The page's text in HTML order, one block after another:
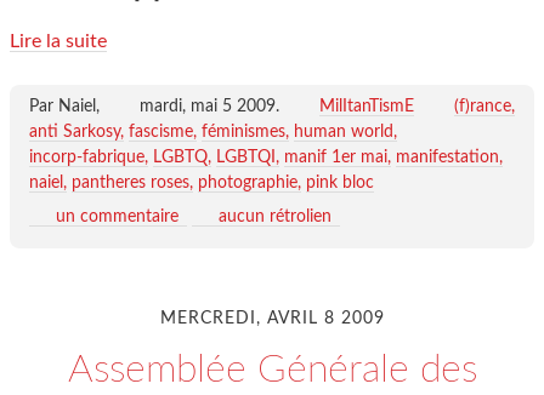
Lire la suite
Par Naiel, mardi, mai 5 2009. MilItanTismE
(f)rance
anti Sarkosy fascisme féminismes
human world
incorp-fabrique
LGBTQ LGBTQI manif 1er mai manifestation
naiel
pantheres roses photographie pink bloc
un commentaire
aucun rétrolien
MERCREDI, AVRIL 8 2009
Assemblée Générale des